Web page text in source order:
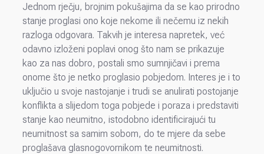
Jednom rječju, brojnim pokušajima da se kao prirodno
stanje proglasi ono koje nekome ili nečemu iz nekih
razloga odgovara. Takvih je interesa napretek, već
odavno izloženi poplavi onog što nam se prikazuje
kao za nas dobro, postali smo sumnjičavi i prema
onome što je netko proglasio pobjedom. Interes je i to
uključio u svoje nastojanje i trudi se anulirati postojanje
konflikta a slijedom toga pobjede i poraza i predstaviti
stanje kao neumitno, istodobno identificirajući tu
neumitnost sa samim sobom, do te mjere da sebe
proglašava glasnogovornikom te neumitnosti.